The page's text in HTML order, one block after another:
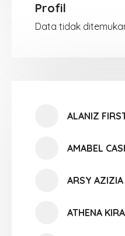
Profil
Data tidak
ALANIZ
AMABEL
ARSY
ATHENA